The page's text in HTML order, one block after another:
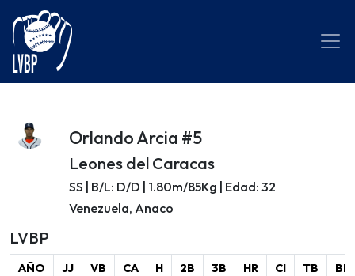
Orlando Arcia #5
Leones del Caracas
SS | B/L: D/D | 1.80m/85Kg | Edad: 32
Venezuela, Anaco
LVBP
AÑO JJ VB CA H 2B 3B HR CI TB
BB